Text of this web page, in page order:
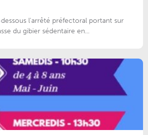
l'arrêté préfectoral portant sur
du gibier sédentaire en...